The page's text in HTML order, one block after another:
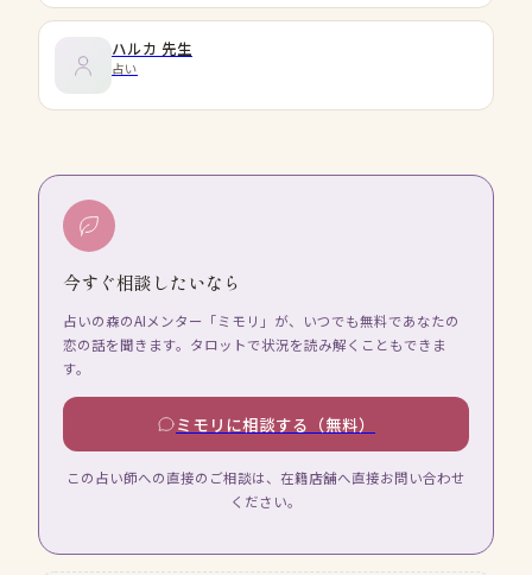
ハルカ 先生
占い
今すぐ相談したいなら
占いの森のAIメンター「ミモリ」が、いつでも無料であなたの
恋の話を聞きます。タロットで状況を読み解くこともできま
す。
ミモリに相談する（無料）
この占い師への直接のご相談は、在籍店舗へ直接お問い合わせ
ください。